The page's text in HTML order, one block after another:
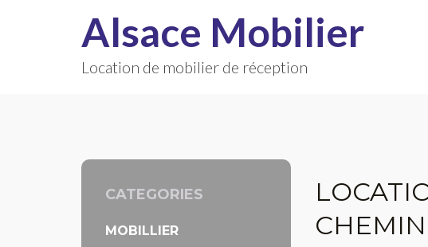
Alsace Mobilier
Location de mobilier de réception
CATEGORIES
MOBILLIER